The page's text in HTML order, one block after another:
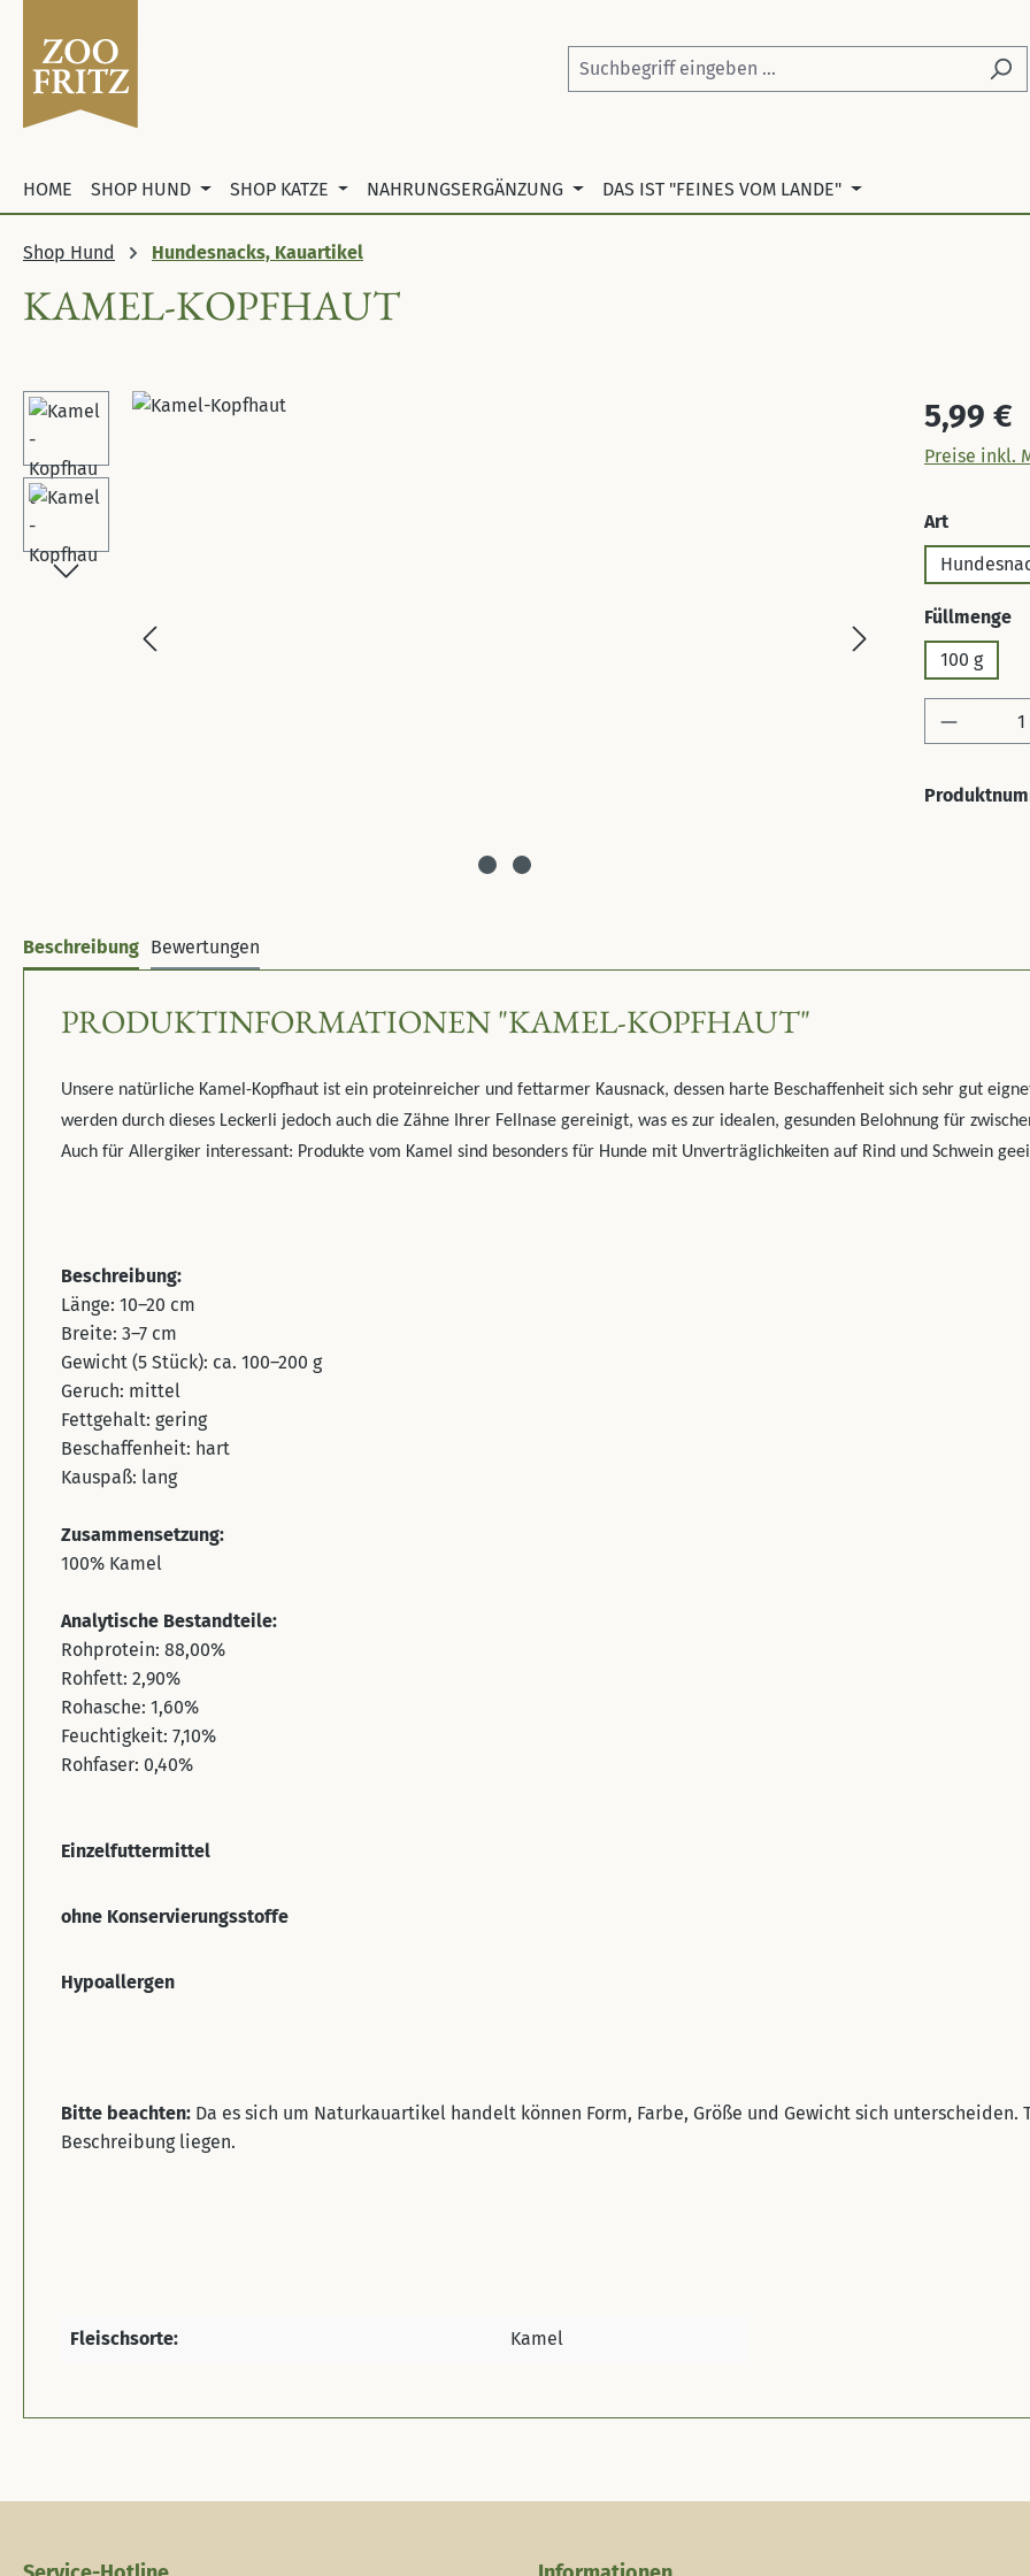
HOME SHOP HUND SHOP KATZE NAHRUNGSERGÄNZUNG DAS IST "FEINES VOM LANDE"
Shop Hund Hundesnacks, Kauartikel
KAMEL-KOPFHAUT
Bildergalerie überspringen Regulärer
5,99 €
Preise inkl.
Art
Füllmenge
100 g
Beschreibung Bewertungen
PRODUKTINFORMATIONEN "KAMEL-KOPFHAUT"
Unsere natürliche Kamel-Kopfhaut ist ein proteinreicher und fettarmer Kausnack, dessen harte Beschaffenheit sich sehr gut
werden durch dieses Leckerli jedoch auch die Zähne Ihrer Fellnase gereinigt, was es zur idealen, gesunden Belohnung für
Auch für Allergiker interessant: Produkte vom Kamel sind besonders für Hunde mit Unverträglichkeiten auf Rind und Schwein
Beschreibung:
Länge: 10–20 cm
Breite: 3–7 cm
Gewicht (5 Stück): ca. 100–200 g
Geruch: mittel
Fettgehalt: gering
Beschaffenheit: hart
Kauspaß: lang
Zusammensetzung:
100% Kamel
Analytische Bestandteile:
Rohprotein: 88,00%
Rohfett: 2,90%
Rohasche: 1,60%
Feuchtigkeit: 7,10%
Rohfaser: 0,40%
Einzelfuttermittel
ohne Konservierungsstoffe
Hypoallergen
Bitte beachten: Da es sich um Naturkauartikel handelt können Form, Farbe, Größe und Gewicht sich
Beschreibung liegen.
Fleischsorte: Kamel